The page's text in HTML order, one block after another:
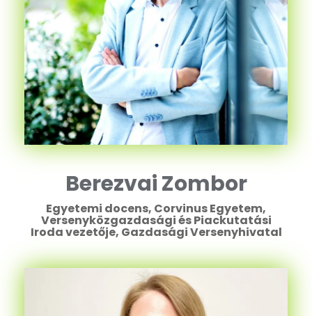
Berezvai Zombor
Egyetemi docens, Corvinus Egyetem,
Versenyközgazdasági és Piackutatási
Iroda vezetője, Gazdasági Versenyhivatal